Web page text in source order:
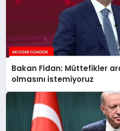
Bakan Fidan: Müttefikler
olmasını istemiyoruz